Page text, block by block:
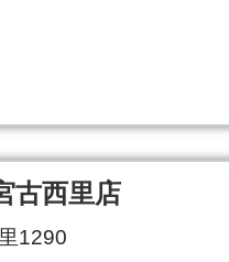
古西里店
1290